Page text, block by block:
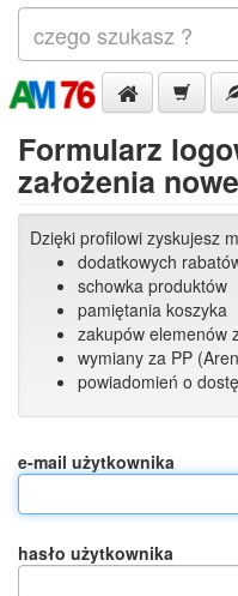
Formularz
założenia
Dzięki profilowi zyskujesz
dodatkowych
schowka produktów
pamiętania koszyka
zakupów elemenów
wymiany za PP
powiadomień o
e-mail użytkownika
hasło użytkownika